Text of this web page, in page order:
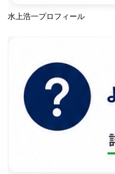
水上浩一プロフィール